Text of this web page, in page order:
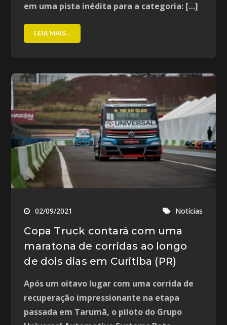
em uma pista inédita para a categoria: […]
LEIA MAIS...
02/09/2021 Notícias
Copa Truck contará com uma
maratona de corridas ao longo
de dois dias em Curitiba (PR)
Após um oitavo lugar com uma corrida de
recuperação impressionante na etapa
passada em Tarumã, o piloto do Grupo